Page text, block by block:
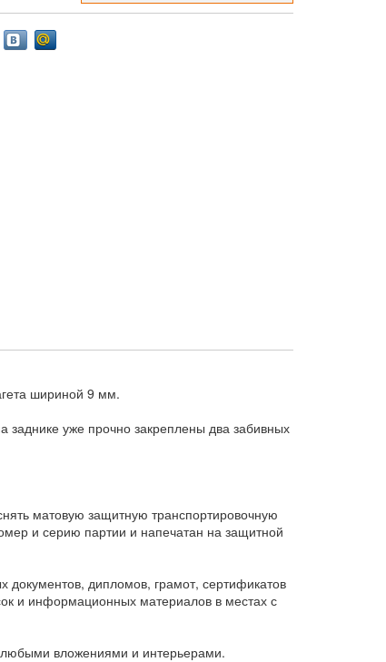
шириной 9 мм.
заднике уже прочно закреплены два забивных
матовую защитную транспортировочную
и серию партии и напечатан на защитной
дипломов, грамот, сертификатов
и информационных материалов в местах с
любыми вложениями и интерьерами.